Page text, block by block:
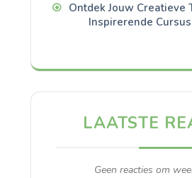
Ontdek Jouw Creatieve
Inspirerende
LAATSTE
Geen reacties om